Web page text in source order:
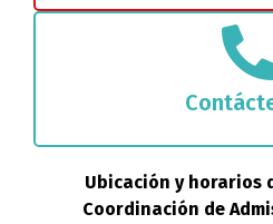
Ubicación y horarios
Coordinación de